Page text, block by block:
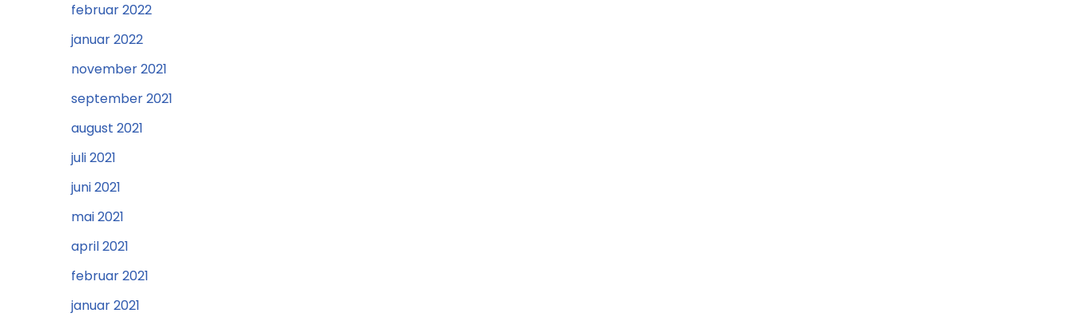
februar 2022
januar 2022
november 2021
september 2021
august 2021
juli 2021
juni 2021
mai 2021
april 2021
februar 2021
januar 2021